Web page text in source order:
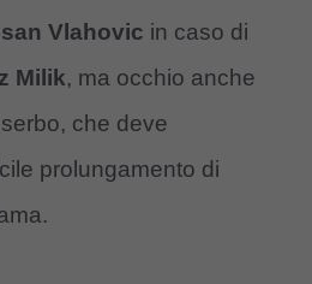
Vlahovic in caso di
Milik, ma occhio anche
che deve
prolungamento di